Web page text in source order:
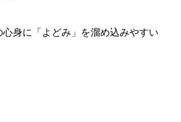
身に「よどみ」を溜め込みやすい